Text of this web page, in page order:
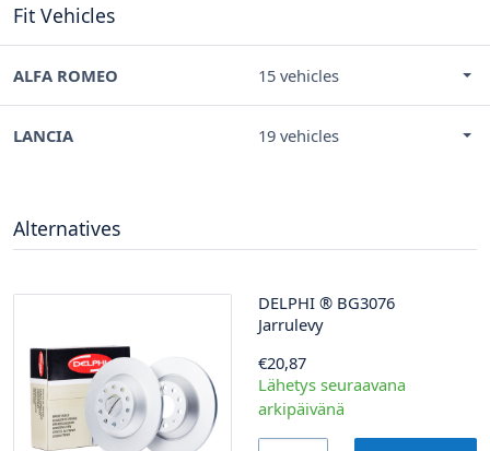
Fit Vehicles
ALFA ROMEO 15 vehicles
LANCIA 19 vehicles
Alternatives
DELPHI ® BG3076
Jarrulevy
€20,87
Lähetys seuraavana
arkipäivänä